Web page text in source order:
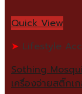
Quick View
Lifestyle
Sothing
เครื่องจ่ายสติ๊กเ